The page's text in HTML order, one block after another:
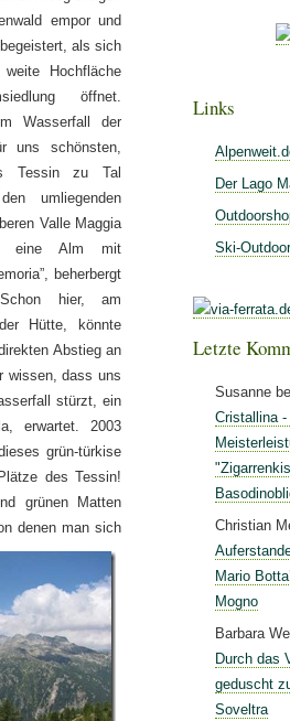
empor und
als sich
Hochfläche
öffnet.
Wasserfall der
uns schönsten,
Tessin zu Tal
umliegenden
Valle Maggia
eine Alm mit
beherbergt
hier, am
Hütte, könnte
Abstieg an
wissen, dass uns
stürzt, ein
erwartet. 2003
grün-türkise
des Tessin!
grünen Matten
denen man sich
Links
Der Lago
Ski-
Letzte
Susanne
Cristallina
Christian
Mario
Mogno
Barbara
Durch das
geduscht
Soveltra